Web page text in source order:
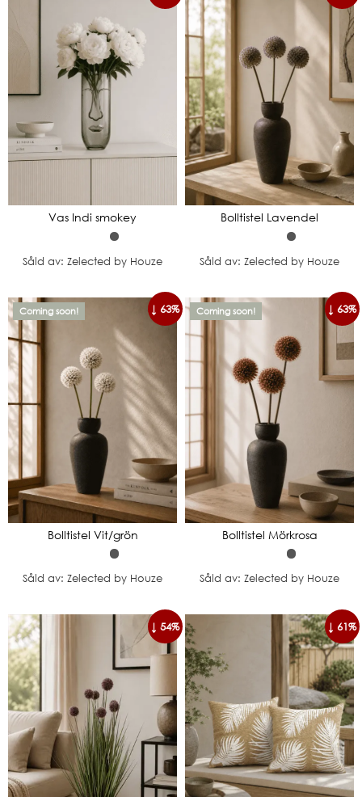
Vas Indi smokey
Såld av: Zelected by Houze
Bolltistel Lavendel
Såld av: Zelected by Houze
Coming soon! ↓ 63%
Bolltistel Vit/grön
Såld av: Zelected by Houze
Coming soon! ↓ 63%
Bolltistel Mörkrosa
Såld av: Zelected by Houze
↓ 54% ↓ 61%